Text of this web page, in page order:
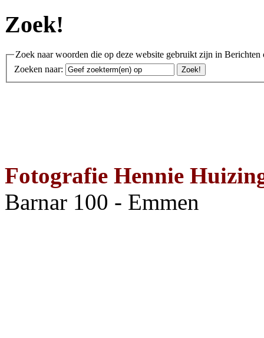
Zoek!
Zoek naar woorden die op deze website gebruikt zijn in Berichten
Zoeken naar:
Fotografie Hennie
Barnar 100 - Emmen